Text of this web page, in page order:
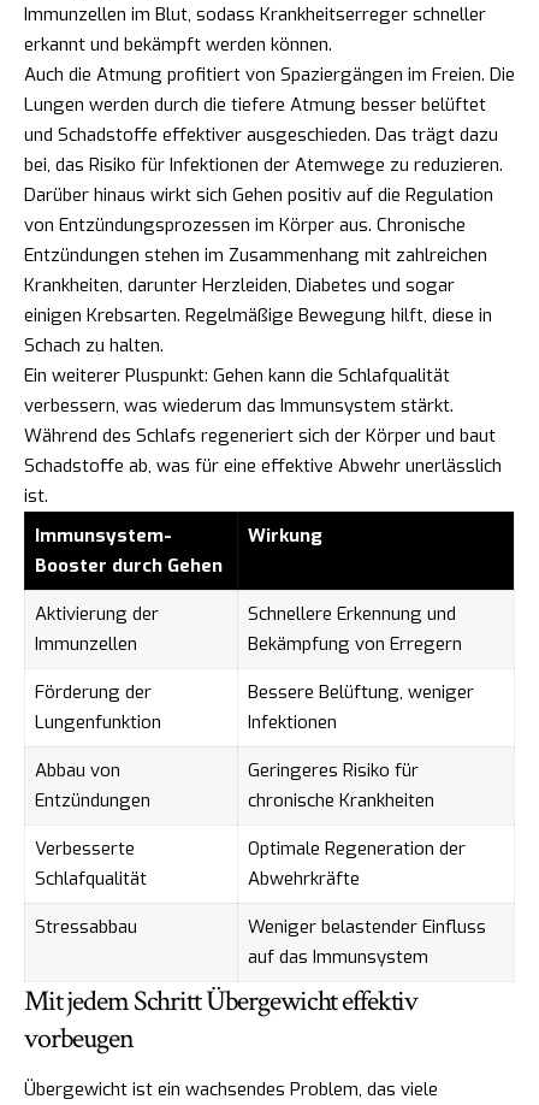
Immunzellen im Blut, sodass Krankheitserreger schneller
erkannt und bekämpft werden können.
Auch die Atmung profitiert von Spaziergängen im Freien. Die
Lungen werden durch die tiefere Atmung besser belüftet
und Schadstoffe effektiver ausgeschieden. Das trägt dazu
bei, das Risiko für Infektionen der Atemwege zu reduzieren.
Darüber hinaus wirkt sich Gehen positiv auf die Regulation
von Entzündungsprozessen im Körper aus. Chronische
Entzündungen stehen im Zusammenhang mit zahlreichen
Krankheiten, darunter Herzleiden, Diabetes und sogar
einigen Krebsarten. Regelmäßige Bewegung hilft, diese in
Schach zu halten.
Ein weiterer Pluspunkt: Gehen kann die Schlafqualität
verbessern, was wiederum das Immunsystem stärkt.
Während des Schlafs regeneriert sich der Körper und baut
Schadstoffe ab, was für eine effektive Abwehr unerlässlich
ist.
Immunsystem-
Booster durch Gehen
Wirkung
Aktivierung der
Immunzellen
Schnellere Erkennung und
Bekämpfung von Erregern
Förderung der
Lungenfunktion
Bessere Belüftung, weniger
Infektionen
Abbau von
Entzündungen
Geringeres Risiko für
chronische Krankheiten
Verbesserte
Schlafqualität
Optimale Regeneration der
Abwehrkräfte
Stressabbau
Weniger belastender Einfluss
auf das Immunsystem
Mit jedem Schritt Übergewicht effektiv
vorbeugen
Übergewicht ist ein wachsendes Problem, das viele